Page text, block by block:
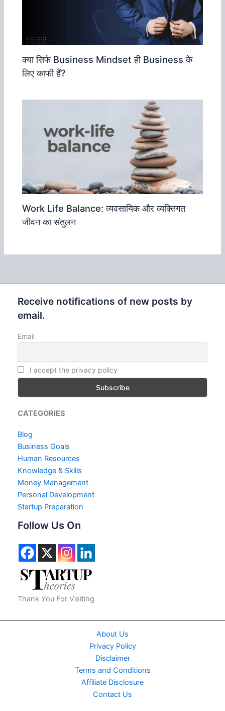
क्‍या सिर्फ Business Mindset ही Business के
लिए काफी हैं?
Work Life Balance: व्‍यवसायिक और व्‍यक्तिगत
जीवन का संतुलन
Receive notifications of new posts by
email.
Email
I accept the privacy policy
CATEGORIES
Blog
Business Goals
Human Resources
Knowledge & Skills
Money Management
Personal Development
Startup Preparation
Follow Us On
Thank You For Visiting
About Us
Privacy Policy
Disclaimer
Terms and Conditions
Affiliate Disclosure
Contact Us